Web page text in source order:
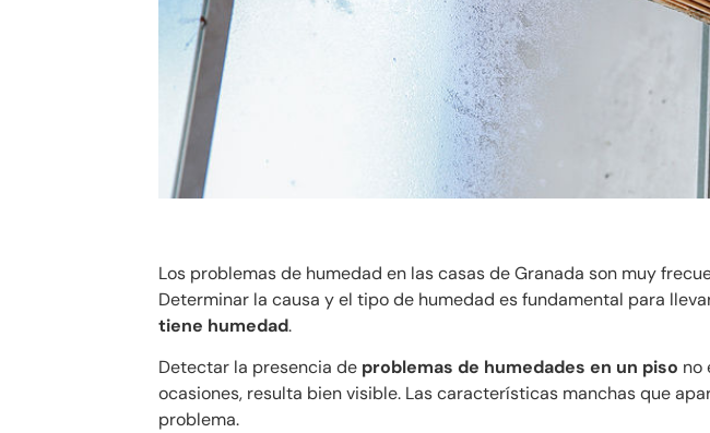
Los problemas de humedad en las casas de Granada son muy
Determinar la causa y el tipo de humedad es fundamental para
tiene humedad.
Detectar la presencia de problemas de humedades en un piso no
ocasiones, resulta bien visible. Las características manchas que
problema.